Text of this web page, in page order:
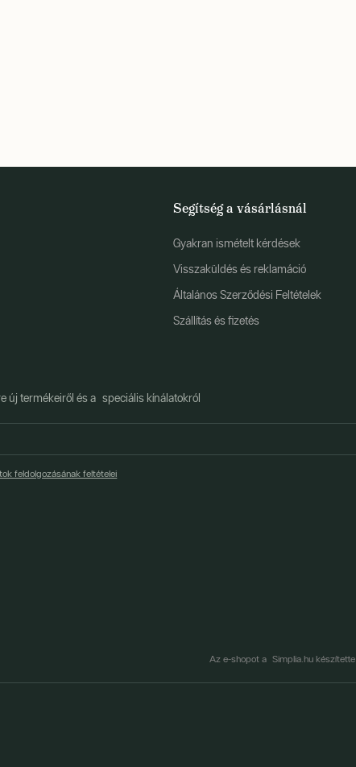
Segítség a vásárlásnál
Gyakran ismételt kérdések
Visszaküldés és reklamáció
Általános Szerződési Feltételek
Szállítás és fizetés
új termékeiről és a speciális kínálatokról
feldolgozásának feltételei
Az e-shopot a Simplia.hu készítette